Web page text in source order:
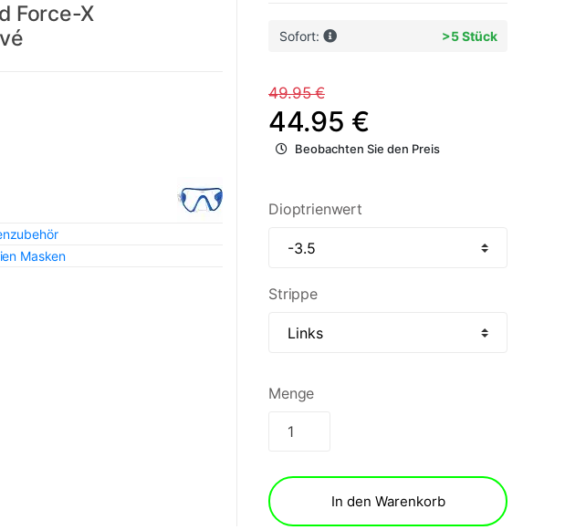
Force-X
Masken
Sofort: >5 Stück
49.95 €
44.95 €
Beobachten Sie den Preis
Dioptrienwert
Strippe
Menge
In den Warenkorb